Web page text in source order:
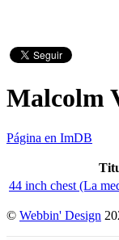
Malcolm
Página en ImDB
44 inch chest (La
© Webbin' Design